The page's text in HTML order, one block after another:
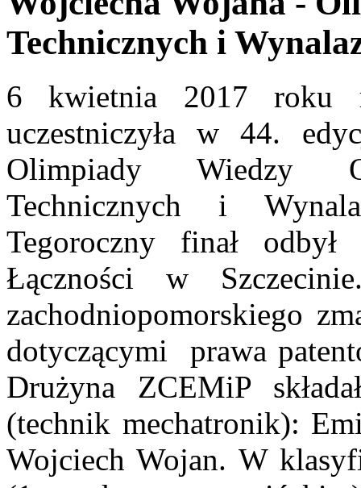
Technicznych i
6 kwietnia 2017 roku
uczestniczyła w 44.
Olimpiady Wiedzy
Technicznych i
Tegoroczny finał
Łączności w
zachodniopomorskiego
dotyczącymi prawa
Drużyna ZCEMiP
(technik mechatronik):
Wojciech Wojan. W